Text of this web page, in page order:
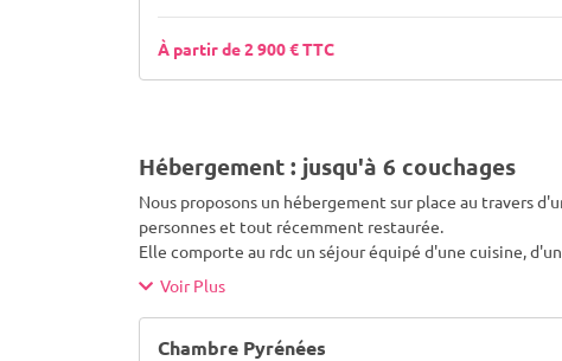
À partir de 2 900 € TTC
Hébergement : jusqu'à 6 couchages
Nous proposons un hébergement sur place au travers
personnes et tout récemment restaurée.
Elle comporte au rdc un séjour équipé d'une cuisine,
Voir Plus
Chambre Pyrénées